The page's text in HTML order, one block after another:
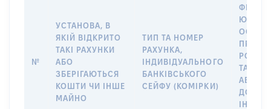
№
УСТАНОВА, В
ЯКІЙ ВІДКРИТО
ТАКІ РАХУНКИ
АБО
ЗБЕРІГАЮТЬСЯ
КОШТИ ЧИ ІНШЕ
МАЙНО
ТИП ТА НОМЕР
РАХУНКА,
ІНДИВІДУАЛЬНОГО
БАНКІВСЬКОГО
СЕЙФУ (КОМІРКИ)
ПРАВО
ТАКИМ
АБО
ДО